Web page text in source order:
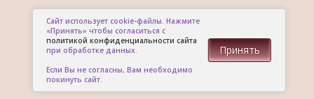
Сайт использует cookie-файлы. Нажмите
«Принять» чтобы согласиться с
политикой конфиденциальности сайта
при обработке данных.
Если Вы не согласны, Вам необходимо
покинуть сайт.
Принять